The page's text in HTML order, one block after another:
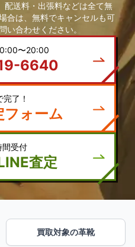
配送料・出張料などは全て無
合は、無料でキャンセルも可
い合わせください。
〜20:00
6640
完了！
フォーム
間受付
査定
買取対象の革靴